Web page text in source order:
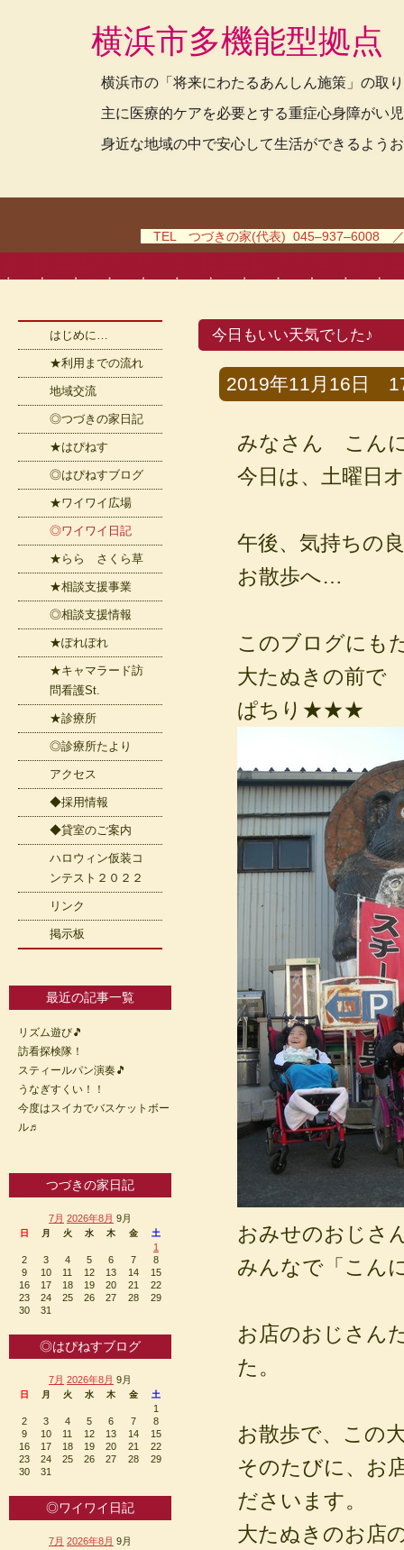
横浜市多機能型拠
横浜市の「将来にわたるあんしん施策」の取
主に医療的ケアを必要とする重症心身障がい
身近な地域の中で安心して生活ができるよう
TEL つづきの家(代表) 045–937–6008
今日もいい天気でした♪
2019年11月16日
みなさん こん
今日は、土曜日
午後、気持ちの
お散歩へ…
このブログにも
大たぬきの前で
ぱちり★★★
おみせのおじさ
みんなで「こん
お店のおじさん
た。
お散歩で、この
そのたびに、お
ださいます。
大たぬきのお店
はじめに…
★利用までの流れ
地域交流
◎つづきの家日記
★はぴねす
◎はぴねすブログ
★ワイワイ広場
◎ワイワイ日記
★らら さくら草
★相談支援事業
◎相談支援情報
★ぽれぽれ
★キャマラード訪
問看護St.
★診療所
◎診療所たより
アクセス
◆採用情報
◆貸室のご案内
ハロウィン仮装コ
ンテスト２０２２
リンク
掲示板
最近の記事一覧
リズム遊び🎵
訪看探検隊！
スティールパン演奏🎵
うなぎすくい！！
今度はスイカでバスケットボー
ル♬
つづきの家日記
7月 2026年8月 9月
日 月 火 水 木 金 土
1
2
3 4 5 6 7
8
9
10 11 12 13 14
15
16
17 18 19 20 21
22
23
24 25 26 27 28
29
30
31
◎はぴねすブログ
7月 2026年8月 9月
日 月 火 水 木 金 土
1
2
3 4 5 6 7
8
9
10 11 12 13 14
15
16
17 18 19 20 21
22
23
24 25 26 27 28
29
30
31
◎ワイワイ日記
7月 2026年8月 9月